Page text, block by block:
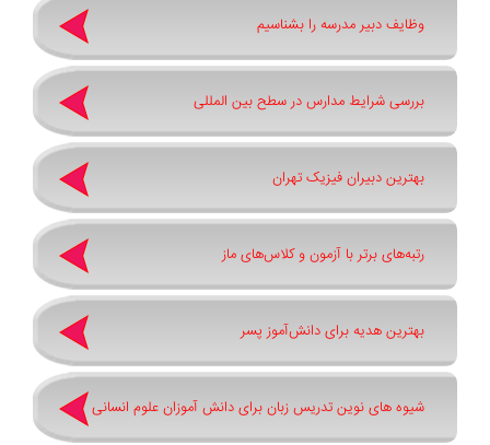
وظایف دبیر مدرسه را بشناسیم
بررسی شرایط مدارس در سطح بین المللی
بهترین دبیران فیزیک تهران
رتبه‌های برتر با آزمون و کلاس‌های ماز
بهترین هدیه برای دانش‌آموز پسر
شیوه های نوین تدریس زبان برای دانش آموزان علوم انسانی